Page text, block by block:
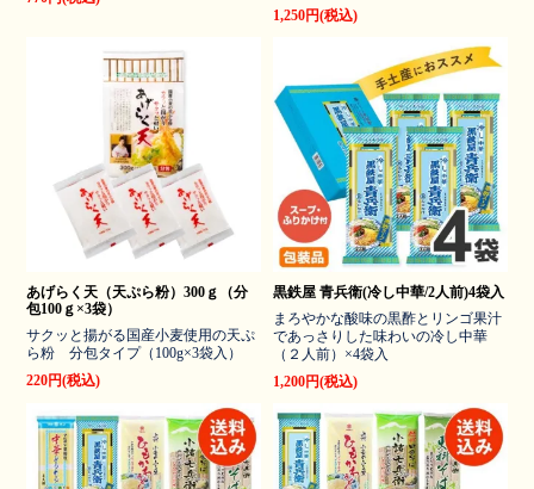
1,250円(税込)
あげらく天（天ぷら粉）300ｇ（分
包100ｇ×3袋）
サクッと揚がる国産小麦使用の天ぷ
ら粉 分包タイプ（100g×3袋入）
220円(税込)
黒鉄屋 青兵衛(冷し中華/2人前)4袋入
まろやかな酸味の黒酢とリンゴ果汁
であっさりした味わいの冷し中華
（２人前）×4袋入
1,200円(税込)